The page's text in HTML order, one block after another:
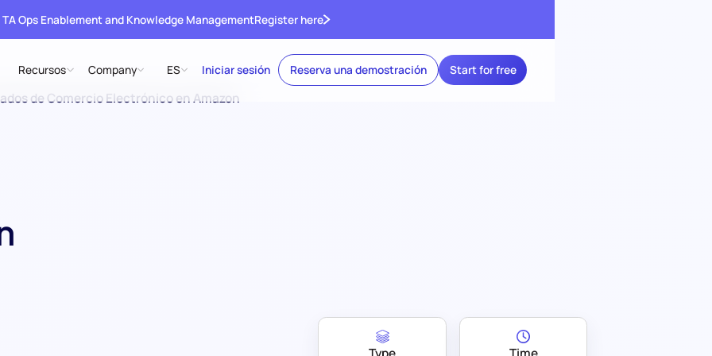
Ops Enablement and Knowledge ManagementRegister here
Recursos Company ES Iniciar sesión Reserva una demostración Start for free
de Comercio Electrónico en Amazon